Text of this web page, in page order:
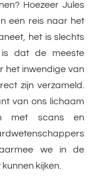
Hoezeer Jules
een reis naar het
het is slechts
is dat de meeste
het inwendige van
zijn verzameld.
van ons lichaam
met scans en
we in de
kijken.